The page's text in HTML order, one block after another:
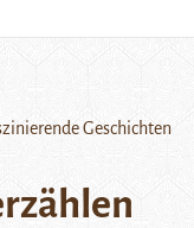
Geschichten